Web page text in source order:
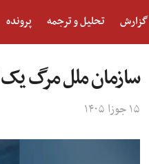
گزارش تحلیل و ترجمه پرونده
سازمان ملل مرگ یک
۱۵ جوزا ۱۴۰۵